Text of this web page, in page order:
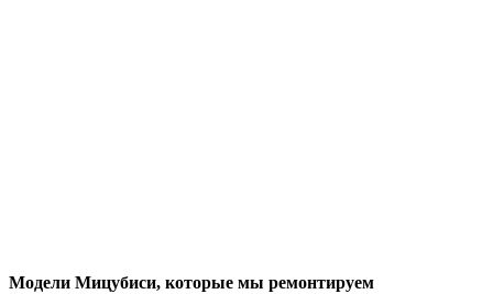
Модели Мицубиси, которые мы ремонтируем